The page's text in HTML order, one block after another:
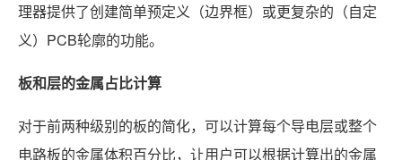
理器提供了创建简单预定义（边界框）或更复杂的（自定
义）PCB轮廓的功能。
板和层的金属占比计算
对于前两种级别的板的简化，可以计算每个导电层或整个
电路板的金属体积百分比，让用户可以根据计算出的金属